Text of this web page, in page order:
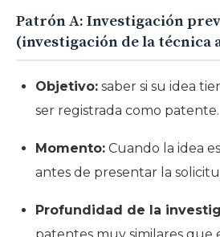
Patrón A: Investigación
(investigación de la técnica
Objetivo: saber si su idea
ser registrada como patente.
Momento: Cuando la idea
antes de presentar la
Profundidad de la